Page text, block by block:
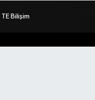
TE Bilişim